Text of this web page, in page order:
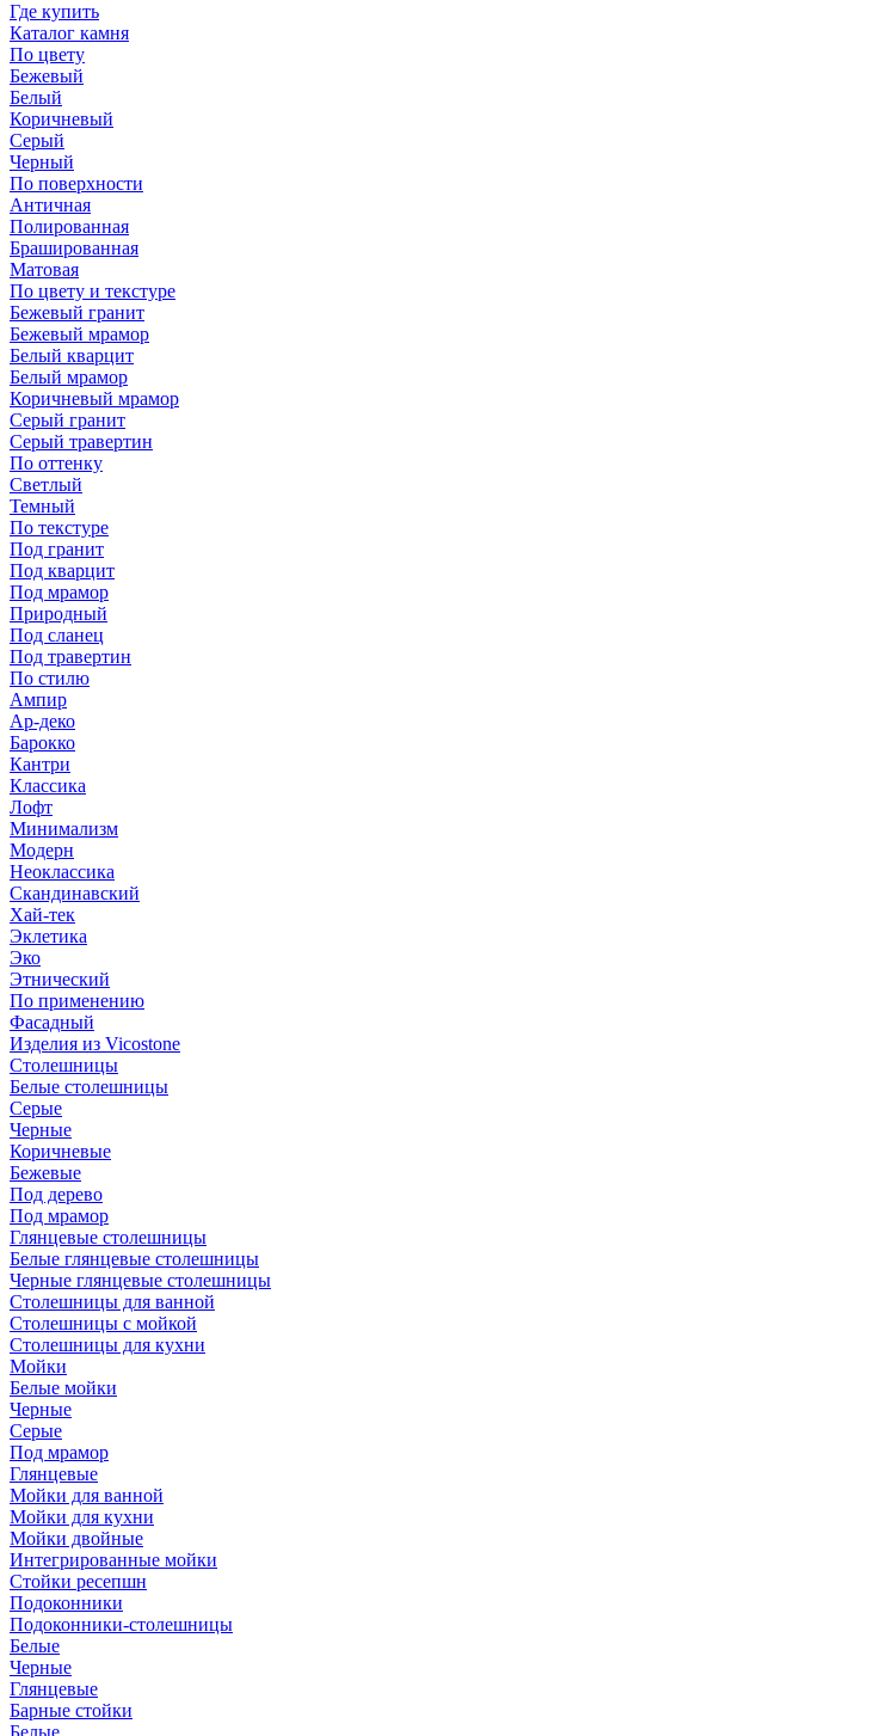
Где купить
Каталог камня
По цвету
Бежевый
Белый
Коричневый
Серый
Черный
По поверхности
Античная
Полированная
Брашированная
Матовая
По цвету и текстуре
Бежевый гранит
Бежевый мрамор
Белый кварцит
Белый мрамор
Коричневый мрамор
Серый гранит
Серый травертин
По оттенку
Светлый
Темный
По текстуре
Под гранит
Под кварцит
Под мрамор
Природный
Под сланец
Под травертин
По стилю
Ампир
Ар-деко
Барокко
Кантри
Классика
Лофт
Минимализм
Модерн
Неоклассика
Скандинавский
Хай-тек
Эклетика
Эко
Этнический
По применению
Фасадный
Изделия из Vicostone
Столешницы
Белые столешницы
Серые
Черные
Коричневые
Бежевые
Под дерево
Под мрамор
Глянцевые столешницы
Белые глянцевые столешницы
Черные глянцевые столешницы
Столешницы для ванной
Столешницы с мойкой
Столешницы для кухни
Мойки
Белые мойки
Черные
Серые
Под мрамор
Глянцевые
Мойки для ванной
Мойки для кухни
Мойки двойные
Интегрированные мойки
Стойки ресепшн
Подоконники
Подоконники-столешницы
Белые
Черные
Глянцевые
Барные стойки
Белые